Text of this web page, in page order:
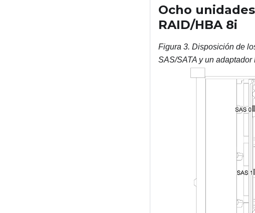
Ocho
RAID/HBA 8i
Figura 3. Disposición de
SAS/SATA y un adaptador